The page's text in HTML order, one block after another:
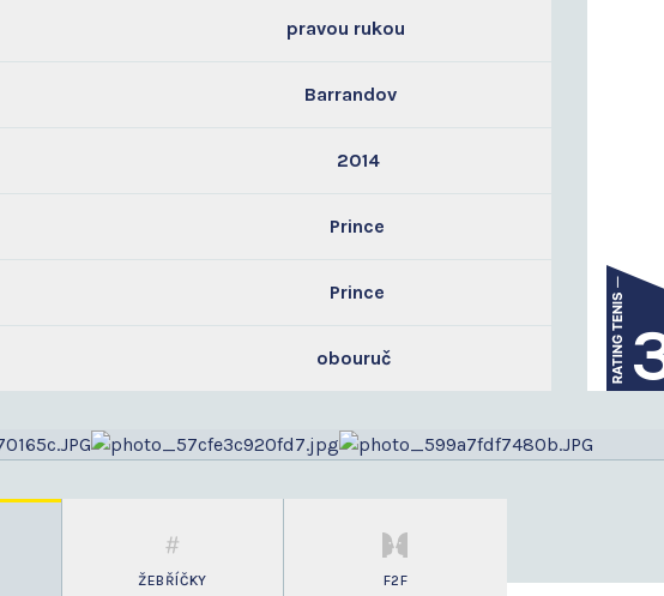
pravou rukou
Barrandov
2014
Prince
Prince
obouruč
ŽEBŘÍČKY F2F